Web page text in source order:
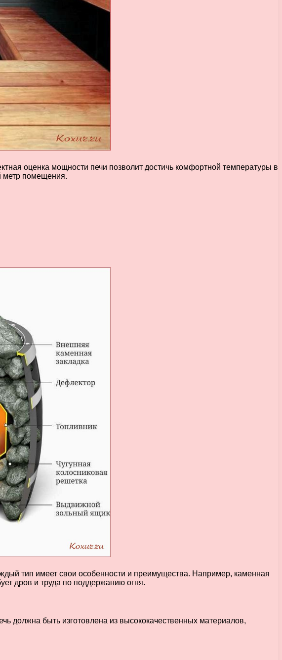
оценка мощности печи позволит достичь комфортной температуры в
метр помещения.
тип имеет свои особенности и преимущества. Например, каменная
дров и труда по поддержанию огня.
должна быть изготовлена из высококачественных материалов,